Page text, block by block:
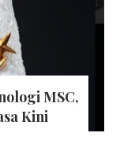
MSC,
Kini